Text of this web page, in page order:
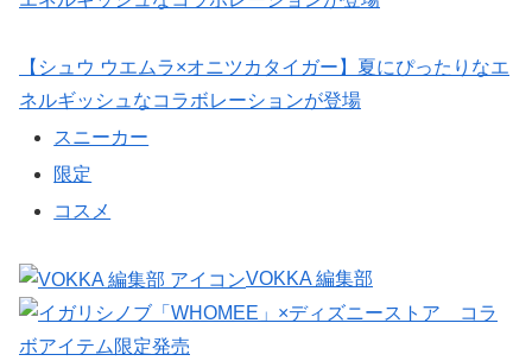
【シュウ ウエムラ×オニツカタイガー】夏にぴったりなエ
ネルギッシュなコラボレーションが登場
スニーカー
限定
コスメ
VOKKA 編集部